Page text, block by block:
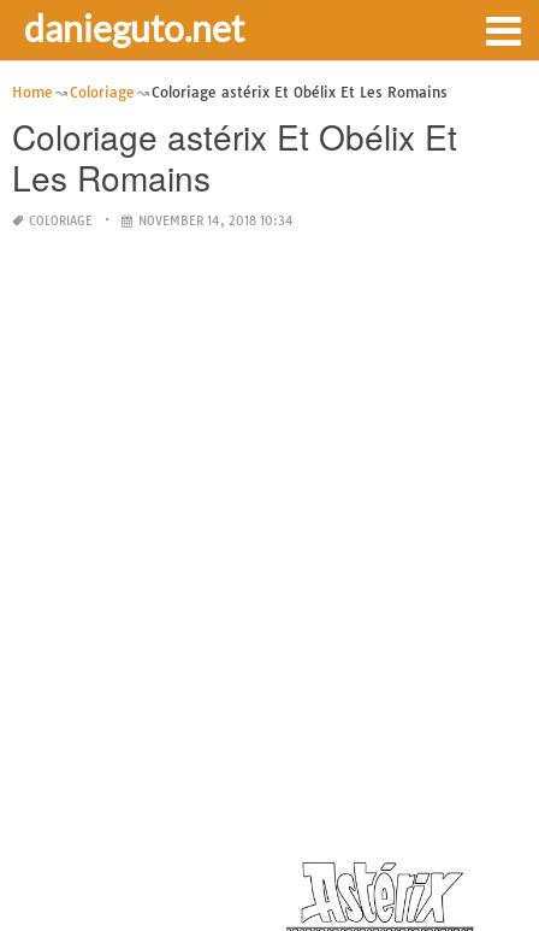
danieguto.net
Home Coloriage Coloriage astérix Et Obélix Et Les Romains
Coloriage astérix Et Obélix Et
Les Romains
COLORIAGE NOVEMBER 14, 2018 10:34